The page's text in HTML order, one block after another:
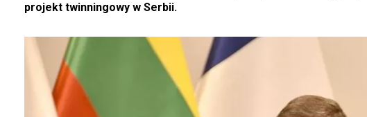
projekt twinningowy w Serbii.